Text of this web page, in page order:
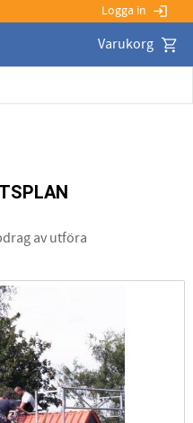
Logga in login
av utföra